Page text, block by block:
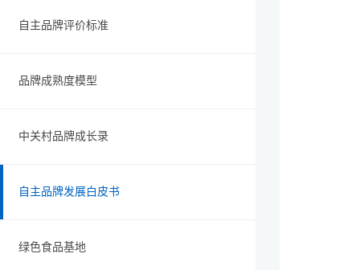
自主品牌评价标准
品牌成熟度模型
中关村品牌成长录
自主品牌发展白皮书
绿色食品基地